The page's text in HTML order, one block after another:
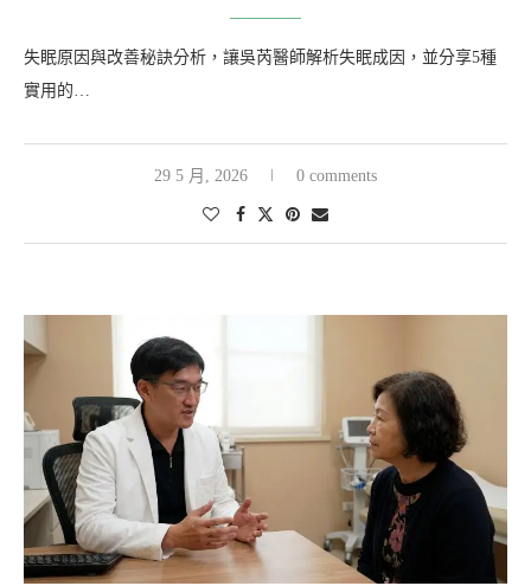
失眠原因與改善秘訣分析，讓吳芮醫師解析失眠成因，並分享5種
實用的…
29 5 月, 2026 0 comments